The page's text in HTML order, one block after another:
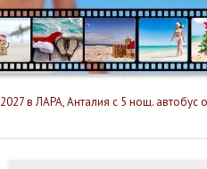
в ЛАРА, Анталия с 5 нощ. автобус